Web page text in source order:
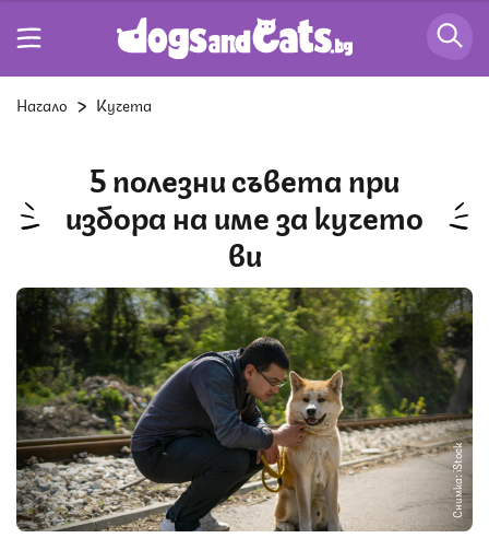
Начало Кучета
5 полезни съвета при
избора на име за кучето
ви
Снимка: iStock